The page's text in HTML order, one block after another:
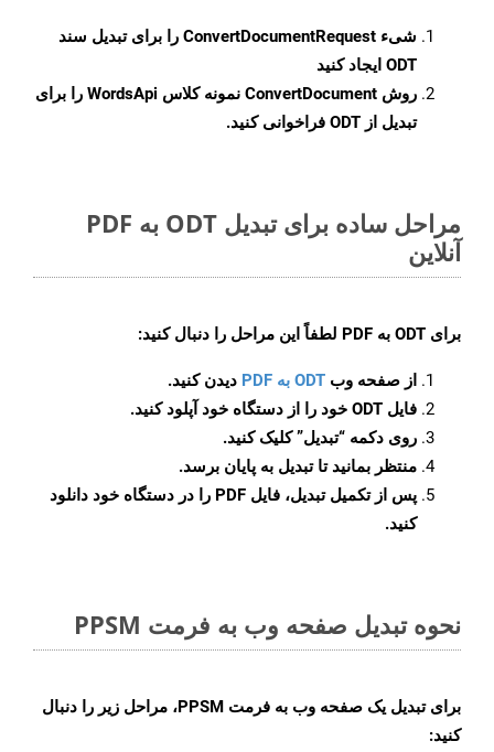
شیء ConvertDocumentRequest را برای تبدیل سند
ODT ایجاد کنید
روش ConvertDocument
نمونه کلاس WordsApi را برای
تبدیل از ODT فراخوانی کنید.
مراحل ساده برای تبدیل ODT به PDF
آنلاین
برای ODT به PDF لطفاً این مراحل را دنبال کنید:
از صفحه وب ODT به PDF
دیدن کنید.
فایل ODT خود را از دستگاه خود آپلود کنید.
روی دکمه “تبدیل”کلیک کنید.
منتظر بمانید تا تبدیل به پایان برسد.
پس از تکمیل تبدیل، فایل PDF را در دستگاه خود دانلود
کنید.
نحوه تبدیل صفحه وب به فرمت PPSM
برای تبدیل یک صفحه وب به فرمت PPSM، مراحل زیر را دنبال
کنید: